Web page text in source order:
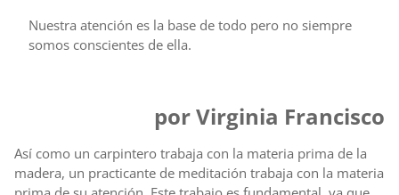
Nuestra atención es la base de todo pero no siempre
somos conscientes de ella.
por Virginia Francisco
Así como un carpintero trabaja con la materia prima de la
madera, un practicante de meditación trabaja con la materia